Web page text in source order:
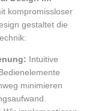
kompromissloser
gestaltet die
Intuitive
minimieren